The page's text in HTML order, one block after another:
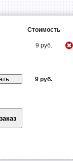
Стоимость
9 руб.
9 руб.